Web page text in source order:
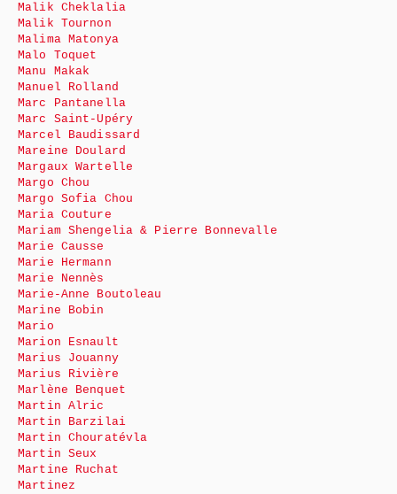
Malik Cheklalia
Malik Tournon
Malima Matonya
Malo Toquet
Manu Makak
Manuel Rolland
Marc Pantanella
Marc Saint-Upéry
Marcel Baudissard
Mareine Doulard
Margaux Wartelle
Margo Chou
Margo Sofia Chou
Maria Couture
Mariam Shengelia & Pierre Bonnevalle
Marie Causse
Marie Hermann
Marie Nennès
Marie-Anne Boutoleau
Marine Bobin
Mario
Marion Esnault
Marius Jouanny
Marius Rivière
Marlène Benquet
Martin Alric
Martin Barzilai
Martin Chouratévla
Martin Seux
Martine Ruchat
Martinez